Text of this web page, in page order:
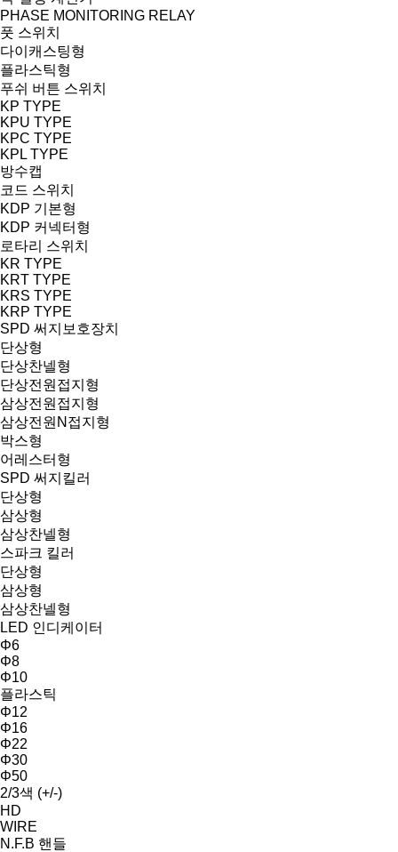
PHASE MONITORING RELAY
풋 스위치
다이캐스팅형
플라스틱형
푸쉬 버튼 스위치
KP TYPE
KPU TYPE
KPC TYPE
KPL TYPE
방수캡
코드 스위치
KDP 기본형
KDP 커넥터형
로타리 스위치
KR TYPE
KRT TYPE
KRS TYPE
KRP TYPE
SPD 써지보호장치
단상형
단상찬넬형
단상전원접지형
삼상전원접지형
삼상전원N접지형
박스형
어레스터형
SPD 써지킬러
단상형
삼상형
삼상찬넬형
스파크 킬러
단상형
삼상형
삼상찬넬형
LED 인디케이터
Φ6
Φ8
Φ10
플라스틱
Φ12
Φ16
Φ22
Φ30
Φ50
2/3색 (+/-)
HD
WIRE
N.F.B 핸들